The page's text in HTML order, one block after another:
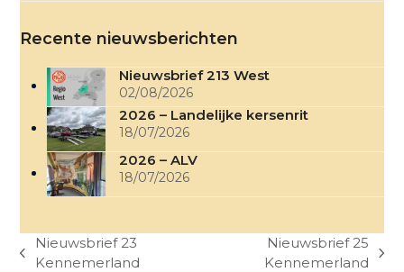
Recente nieuwsberichten
Nieuwsbrief 213 West
02/08/2026
2026 – Landelijke kersenrit
18/07/2026
2026 – ALV
18/07/2026
previous
Nieuwsbrief 23
Kennemerland
Nieuwsbrief 25
Kennemerland